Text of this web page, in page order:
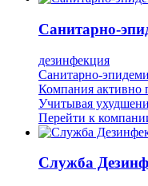
Санитарно-
дезинфекция
Санитарно-
Компания активно
Учитывая
Перейти к
Служба